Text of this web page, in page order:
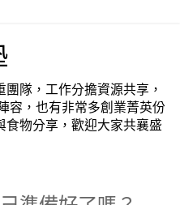
隊，工作分擔資源共享，
容，也有非常多創業菁英份
食物分享，歡迎大家共襄盛